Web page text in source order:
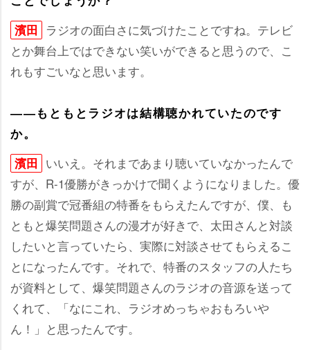
濱田
ラジオの面白さに気づけたことですね。テレビ
とか舞台上ではできない笑いができると思うので、こ
れもすごいなと思います。
――もともとラジオは結構聴かれていたのです
か。
濱田 いいえ。それまであまり聴いていなかったんで
すが、R-1優勝がきっかけで聞くようになりました。優
勝の副賞で冠番組の特番をもらえたんですが、僕、も
ともと爆笑問題さんの漫才が好きで、太田さんと対談
したいと言っていたら、実際に対談させてもらえるこ
とになったんです。それで、特番のスタッフの人たち
が資料として、爆笑問題さんのラジオの音源を送って
くれて、「なにこれ、ラジオめっちゃおもろい
ん！」と思ったんです。